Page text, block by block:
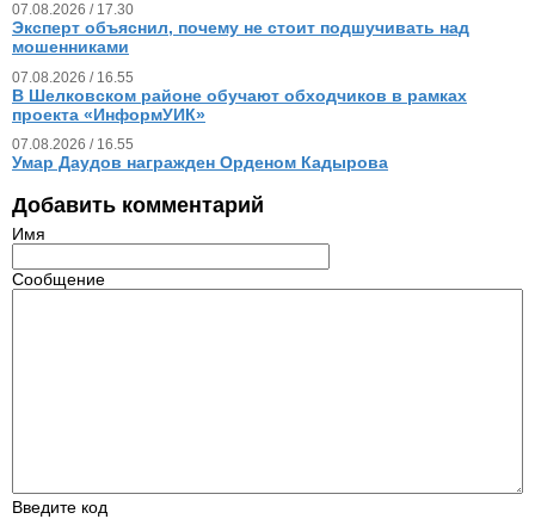
07.08.2026 / 17.30
Эксперт объяснил, почему не стоит подшучивать над
мошенниками
07.08.2026 / 16.55
В Шелковском районе обучают обходчиков в рамках
проекта «ИнформУИК»
07.08.2026 / 16.55
Умар Даудов награжден Орденом Кадырова
Добавить комментарий
Имя
Сообщение
Введите код